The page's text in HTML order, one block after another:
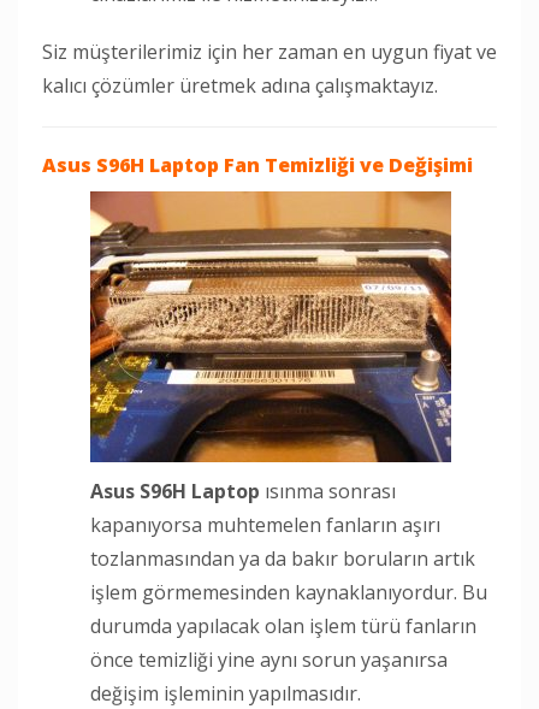
Siz müşterilerimiz için her zaman en uygun fiyat ve
kalıcı çözümler üretmek adına çalışmaktayız.
Asus S96H Laptop Fan Temizliği ve Değişimi
Asus S96H Laptop ısınma sonrası
kapanıyorsa muhtemelen fanların aşırı
tozlanmasından ya da bakır boruların artık
işlem görmemesinden kaynaklanıyordur. Bu
durumda yapılacak olan işlem türü fanların
önce temizliği yine aynı sorun yaşanırsa
değişim işleminin yapılmasıdır.